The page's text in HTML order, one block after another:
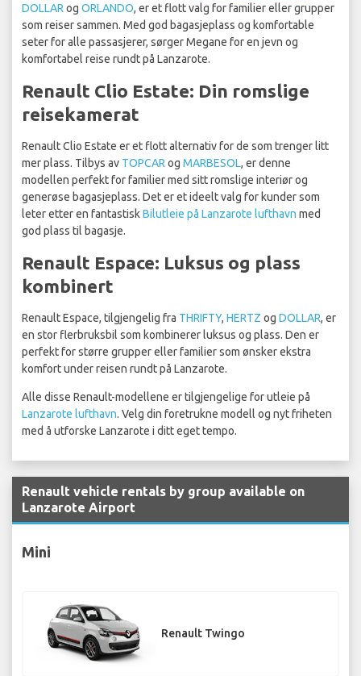
DOLLAR og ORLANDO, er et flott valg for familier eller grupper
som reiser sammen. Med god bagasjeplass og komfortable
seter for alle passasjerer, sørger Megane for en jevn og
komfortabel reise rundt på Lanzarote.
Renault Clio Estate: Din romslige
reisekamerat
Renault Clio Estate er et flott alternativ for de som trenger litt
mer plass. Tilbys av TOPCAR og MARBESOL, er denne
modellen perfekt for familier med sitt romslige interiør og
generøse bagasjeplass. Det er et ideelt valg for kunder som
leter etter en fantastiskBilutleie på Lanzarote lufthavn med
god plass til bagasje.
Renault Espace: Luksus og plass
kombinert
Renault Espace, tilgjengelig fra THRIFTY, HERTZ og DOLLAR, er
en stor flerbruksbil som kombinerer luksus og plass. Den er
perfekt for større grupper eller familier som ønsker ekstra
komfort under reisen rundt på Lanzarote.
Alle disse Renault-modellene er tilgjengelige for utleie på
Lanzarote lufthavn. Velg din foretrukne modell og nyt friheten
med å utforske Lanzarote i ditt eget tempo.
Renault vehicle rentals by group available on
Lanzarote Airport
Mini
Renault Twingo